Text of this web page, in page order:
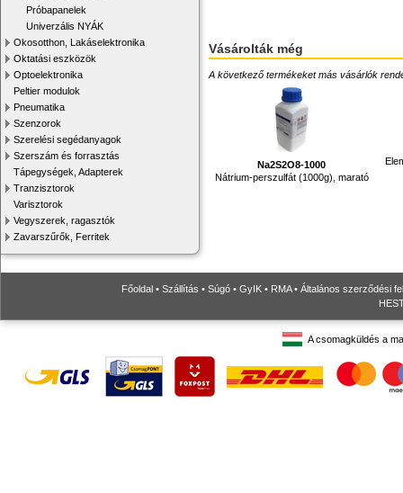
Próbapanelek
Univerzális NYÁK
Okosotthon, Lakáselektronika
Oktatási eszközök
Optoelektronika
Peltier modulok
Pneumatika
Szenzorok
Szerelési segédanyagok
Szerszám és forrasztás
Tápegységek, Adapterek
Tranzisztorok
Varisztorok
Vegyszerek, ragasztók
Zavarszűrők, Ferritek
Vásárolták még
A következő termékeket más vásárlók
Na2S2O8-1000
Nátrium-perszulfát (1000g), marató
Főoldal • Szállítás • Súgó • GyIK • RMA• Általános szerződési
A csomagküldés a